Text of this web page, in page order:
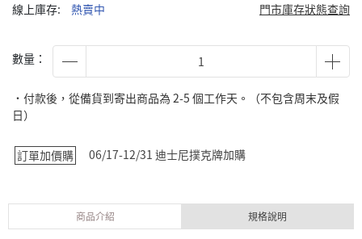
線上庫存: 熱賣中 門市庫存狀態查詢
數量：
˙付款後，從備貨到寄出商品為 2-5 個工作天。（不包含周末及假
日）
訂單加價購 06/17-12/31 迪士尼撲克牌加購
商品介紹 規格說明